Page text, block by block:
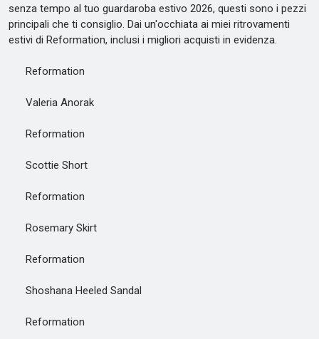
senza tempo al tuo guardaroba estivo 2026, questi sono i pezzi
principali che ti consiglio. Dai un'occhiata ai miei ritrovamenti
estivi di Reformation, inclusi i migliori acquisti in evidenza.
Reformation
Valeria Anorak
Reformation
Scottie Short
Reformation
Rosemary Skirt
Reformation
Shoshana Heeled Sandal
Reformation